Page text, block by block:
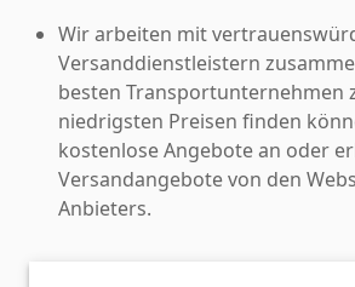
Wir arbeiten mit
Versanddienstleistern
besten Transportunternehmen
niedrigsten Preisen finden
kostenlose Angebote an oder
Versandangebote von den
Anbieters.